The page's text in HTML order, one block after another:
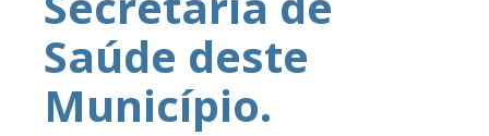
Saúde deste
Município.